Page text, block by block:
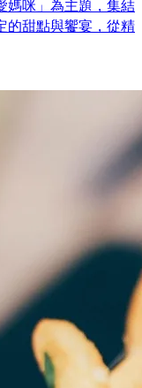
媽咪」為主題，集結
的甜點與饗宴，從精